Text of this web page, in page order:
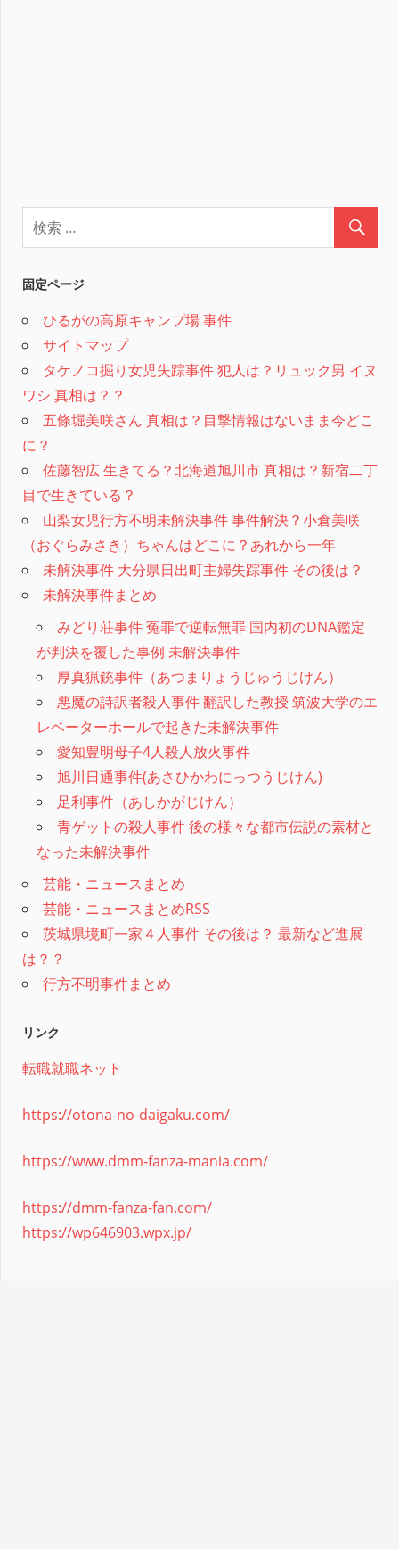
固定ページ
ひるがの高原キャンプ場 事件
サイトマップ
タケノコ掘り女児失踪事件 犯人は？リュック男 イヌ
ワシ 真相は？？
五條堀美咲さん 真相は？目撃情報はないまま今どこ
に？
佐藤智広 生きてる？北海道旭川市 真相は？新宿二丁
目で生きている？
山梨女児行方不明未解決事件 事件解決？小倉美咲
（おぐらみさき）ちゃんはどこに？あれから一年
未解決事件 大分県日出町主婦失踪事件 その後は？
未解決事件まとめ
みどり荘事件 冤罪で逆転無罪 国内初のDNA鑑定
が判決を覆した事例 未解決事件
厚真猟銃事件（あつまりょうじゅうじけん）
悪魔の詩訳者殺人事件 翻訳した教授 筑波大学のエ
レベーターホールで起きた未解決事件
愛知豊明母子4人殺人放火事件
旭川日通事件(あさひかわにっつうじけん)
足利事件（あしかがじけん）
青ゲットの殺人事件 後の様々な都市伝説の素材と
なった未解決事件
芸能・ニュースまとめ
芸能・ニュースまとめRSS
茨城県境町一家４人事件 その後は？ 最新など進展
は？？
行方不明事件まとめ
リンク
転職就職ネット
https://otona-no-daigaku.com/
https://www.dmm-fanza-mania.com/
https://dmm-fanza-fan.com/
https://wp646903.wpx.jp/